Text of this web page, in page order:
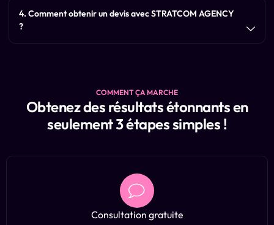
4. Comment obtenir un devis avec STRATCOM AGENCY
?
COMMENT ÇA MARCHE
Obtenez des résultats étonnants en
seulement 3 étapes simples !
Consultation gratuite